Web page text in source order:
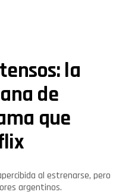
la
de
que
al estrenarse, pero
argentinos.